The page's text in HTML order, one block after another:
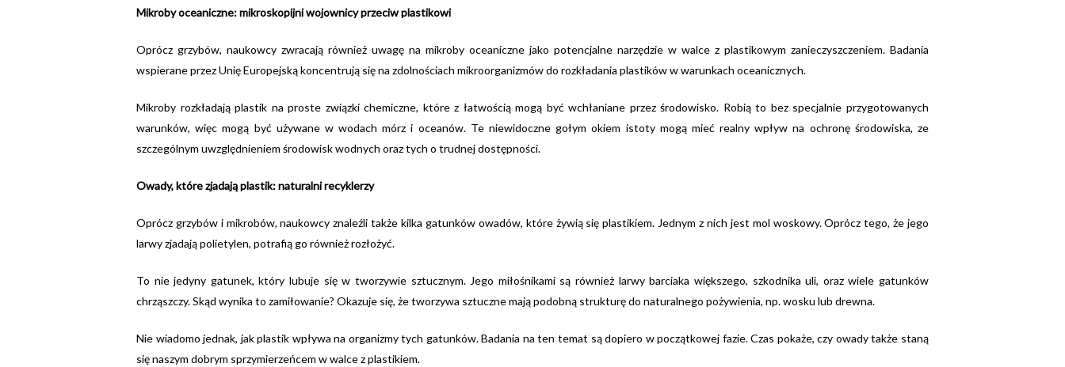
Mikroby oceaniczne: mikroskopijni wojownicy przeciw plastikowi
Oprócz grzybów, naukowcy zwracają również uwagę na mikroby oceaniczne jako potencjalne narzędzie w walce z plastikowym zanieczyszczeniem. Badania
wspierane przez Unię Europejską koncentrują się na zdolnościach mikroorganizmów do rozkładania plastików w warunkach oceanicznych.
Mikroby rozkładają plastik na proste związki chemiczne, które z łatwością mogą być wchłaniane przez środowisko. Robią to bez specjalnie przygotowanych
warunków, więc mogą być używane w wodach mórz i oceanów. Te niewidoczne gołym okiem istoty mogą mieć realny wpływ na ochronę środowiska, ze
szczególnym uwzględnieniem środowisk wodnych oraz tych o trudnej dostępności.
Owady, które zjadają plastik: naturalni recyklerzy
Oprócz grzybów i mikrobów, naukowcy znaleźli także kilka gatunków owadów, które żywią się plastikiem. Jednym z nich jest mol woskowy. Oprócz tego, że jego
larwy zjadają polietylen, potrafią go również rozłożyć.
To nie jedyny gatunek, który lubuje się w tworzywie sztucznym. Jego miłośnikami są również larwy barciaka większego, szkodnika uli, oraz wiele gatunków
chrząszczy. Skąd wynika to zamiłowanie? Okazuje się, że tworzywa sztuczne mają podobną strukturę do naturalnego pożywienia, np. wosku lub drewna.
Nie wiadomo jednak, jak plastik wpływa na organizmy tych gatunków. Badania na ten temat są dopiero w początkowej fazie. Czas pokaże, czy owady także staną
się naszym dobrym sprzymierzeńcem w walce z plastikiem.